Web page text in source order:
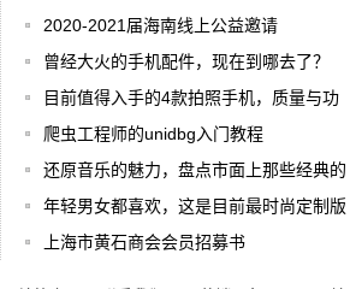
2020-2021届海南线上公益邀请
曾经大火的手机配件，现在到哪去了？
目前值得入手的4款拍照手机，质量与功
爬虫工程师的unidbg入门教程
还原音乐的魅力，盘点市面上那些经典的
年轻男女都喜欢，这是目前最时尚定制版
上海市黄石商会会员招募书